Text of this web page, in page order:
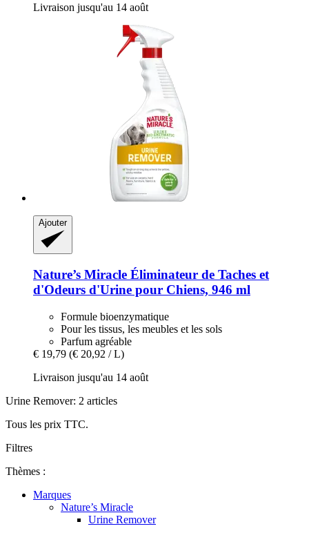
Livraison jusqu'au 14 août
Ajouter
Nature’s Miracle Éliminateur de Taches et
d'Odeurs d'Urine pour Chiens, 946 ml
Formule bioenzymatique
Pour les tissus, les meubles et les sols
Parfum agréable
€ 19,79 (€ 20,92 / L)
Livraison jusqu'au 14 août
Urine Remover: 2 articles
Tous les prix TTC.
Filtres
Thèmes :
Marques
Nature’s Miracle
Urine Remover